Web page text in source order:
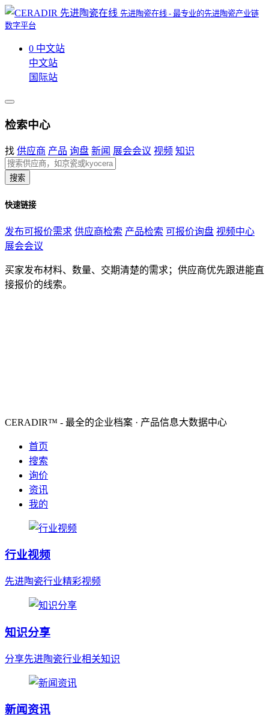
先进陶瓷在线 - 最专业的先进陶瓷产业链
数字平台
0 中文站
中文站
国际站
检索中心
找 供应商 产品 询盘 新闻 展会会议 视频 知识
搜索
快速链接
发布可报价需求 供应商检索 产品检索 可报价询盘 视频中心
展会会议
买家发布材料、数量、交期清楚的需求；供应商优先跟进能直
接报价的线索。
CERADIR™ - 最全的企业档案 · 产品信息大数据中心
首页
搜索
询价
资讯
我的
行业视频
先进陶瓷行业精彩视频
知识分享
分享先进陶瓷行业相关知识
新闻资讯